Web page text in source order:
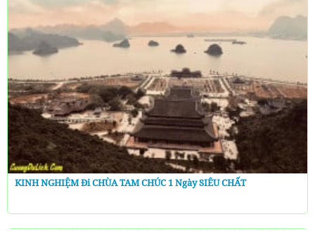
KINH NGHIỆM Đi CHÙA TAM CHÚC 1 Ngày SIÊU CHẤT